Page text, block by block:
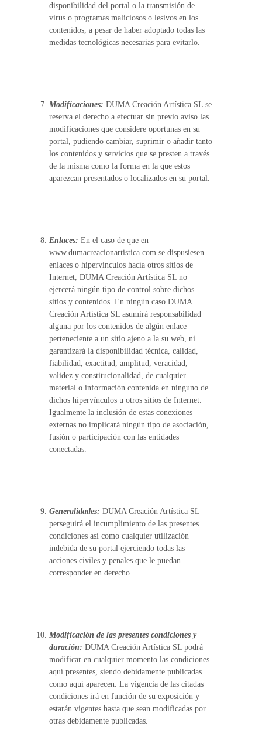
disponibilidad del portal o la transmisión de
virus o programas maliciosos o lesivos en los
contenidos, a pesar de haber adoptado todas las
medidas tecnológicas necesarias para evitarlo.
Modificaciones: DUMA Creación Artística SL se
reserva el derecho a efectuar sin previo aviso las
modificaciones que considere oportunas en su
portal, pudiendo cambiar, suprimir o añadir tanto
los contenidos y servicios que se presten a través
de la misma como la forma en la que estos
aparezcan presentados o localizados en su portal.
Enlaces: En el caso de que en
www.dumacreacionartistica.com se dispusiesen
enlaces o hipervínculos hacía otros sitios de
Internet, DUMA Creación Artística SL no
ejercerá ningún tipo de control sobre dichos
sitios y contenidos. En ningún caso DUMA
Creación Artística SL asumirá responsabilidad
alguna por los contenidos de algún enlace
perteneciente a un sitio ajeno a la su web, ni
garantizará la disponibilidad técnica, calidad,
fiabilidad, exactitud, amplitud, veracidad,
validez y constitucionalidad, de cualquier
material o información contenida en ninguno de
dichos hipervínculos u otros sitios de Internet.
Igualmente la inclusión de estas conexiones
externas no implicará ningún tipo de asociación,
fusión o participación con las entidades
conectadas.
Generalidades: DUMA Creación Artística SL
perseguirá el incumplimiento de las presentes
condiciones así como cualquier utilización
indebida de su portal ejerciendo todas las
acciones civiles y penales que le puedan
corresponder en derecho.
Modificación de las presentes condiciones y
duración: DUMA Creación Artística SL podrá
modificar en cualquier momento las condiciones
aquí presentes, siendo debidamente publicadas
como aquí aparecen. La vigencia de las citadas
condiciones irá en función de su exposición y
estarán vigentes hasta que sean modificadas por
otras debidamente publicadas.